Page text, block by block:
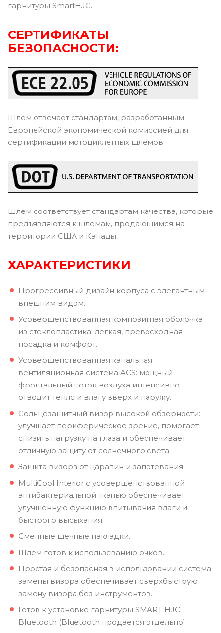
гарнитуры SmartHJC.
СЕРТИФИКАТЫ
БЕЗОПАСНОСТИ:
Шлем отвечает стандартам, разработанным
Европейской экономической комиссией для
сертификации мотоциклетных шлемов.
Шлем соответствует стандартам качества, которые
предъявляются к шлемам, продающимся на
территории США и Канады.
ХАРАКТЕРИСТИКИ
Прогрессивный дизайн корпуса с элегантным
внешним видом.
Усовершенствованная композитная оболочка
из стеклопластика: легкая, превосходная
посадка и комфорт.
Усовершенствованная канальная
вентиляционная система ACS: мощный
фронтальный поток воздуха интенсивно
отводит тепло и влагу вверх и наружу.
Солнцезащитный визор высокой обзорности:
улучшает периферическое зрение, помогает
снизить нагрузку на глаза и обеспечивает
отличную защиту от солнечного света.
Защита визора от царапин и запотевания.
MultiCool Interior с усовершенствованной
антибактериальной тканью обеспечивает
улучшенную функцию впитывания влаги и
быстрого высыхания.
Сменные щечные накладки.
Шлем готов к использованию очков.
Простая и безопасная в использовании система
замены визора обеспечивает сверхбыструю
замену визора без инструментов.
Готов к установке гарнитуры SMART HJC
Bluetooth (Bluetooth продается отдельно).